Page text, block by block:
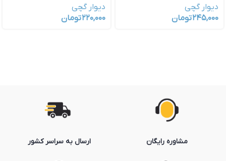
دیوار گچی
۲۴۵,۰۰۰تومان
دیوار گچی
۲۲۰,۰۰۰تومان
مشاوره رایگان ارسال به سراسر کشور